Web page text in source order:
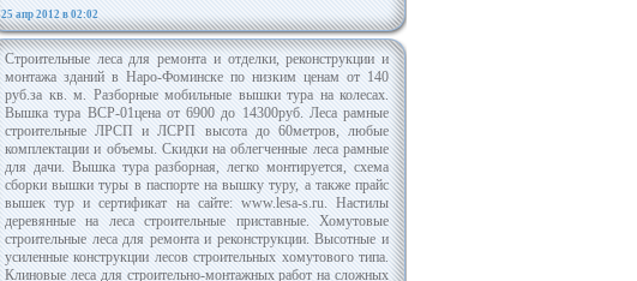
25 апр 2012 в 02:02
Строительные леса для ремонта и отделки, реконструкции и
монтажа зданий в Наро-Фоминске по низким ценам от 140
руб.за кв. м. Разборные мобильные вышки тура на колесах.
Вышка тура ВСР-01цена от 6900 до 14300руб. Леса рамные
строительные ЛРСП и ЛСРП высота до 60метров, любые
комплектации и объемы. Скидки на облегченные леса рамные
для дачи. Вышка тура разборная, легко монтируется, схема
сборки вышки туры в паспорте на вышку туру, а также прайс
вышек тур и сертификат на сайте: www.lesa-s.ru. Настилы
деревянные на леса строительные приставные. Хомутовые
строительные леса для ремонта и реконструкции. Высотные и
усиленные конструкции лесов строительных хомутового типа.
Клиновые леса для строительно-монтажных работ на сложных